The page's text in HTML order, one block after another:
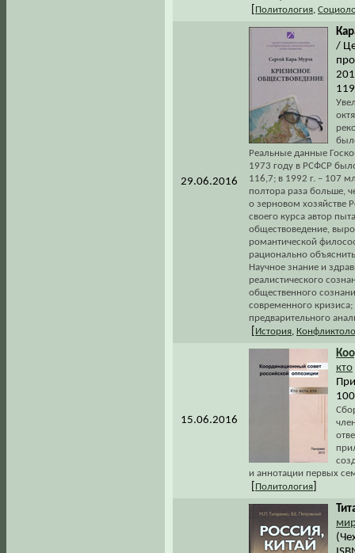
Политология
29.06.2016
/
Реальные данные
1973 году в РСФСР
116,7; в 1992 г. – 107
полтора раза больше,
о зерновом хозяйстве
своего курса автор
обществоведение,
романтической
рационально
Научное знание и
реалистического
общественного
современного кризиса;
предварительного
История
15.06.2016
кто
и аннотации первых
Политология